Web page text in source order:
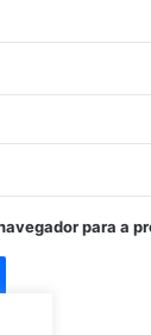
para a